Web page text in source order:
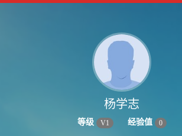
杨学志
等级 V1 经验值 0